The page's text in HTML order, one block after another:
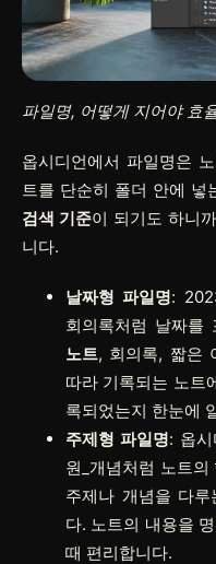
파일명, 어떻게 지어야 효
옵시디언에서 파일명은
트를 단순히 폴더 안에 넣
검색 기준이 되기도 하니
니다.
날짜형 파일명:
회의록처럼 날짜를
노트, 회의록, 짧은
따라 기록되는 노트
록되었는지 한눈에
주제형 파일명: 옵
원_개념처럼 노트의
주제나 개념을 다루
다. 노트의 내용을
때 편리합니다.